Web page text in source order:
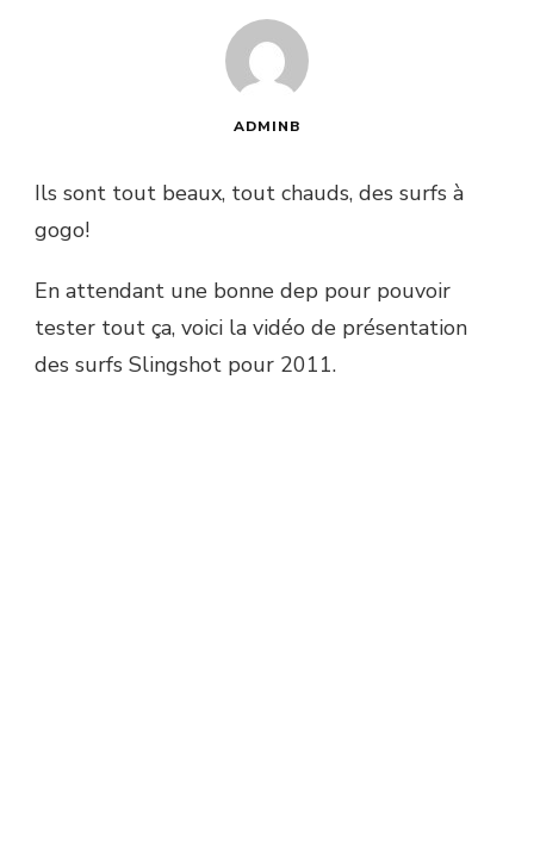
ADMINB
Ils sont tout beaux, tout chauds, des surfs à
gogo!
En attendant une bonne dep pour pouvoir
tester tout ça, voici la vidéo de présentation
des surfs Slingshot pour 2011.